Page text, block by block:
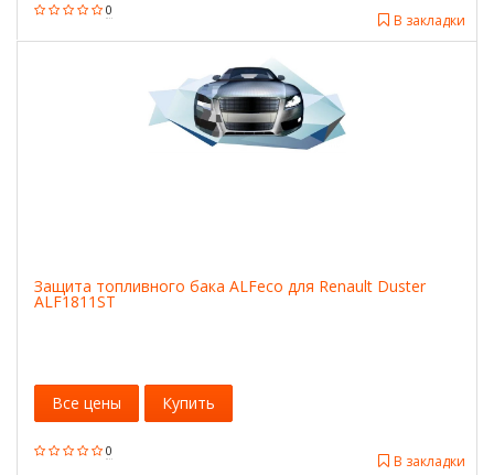
0
В закладки
Защита топливного бака ALFeco для Renault Duster
ALF1811ST
0
В закладки
Все цены Купить